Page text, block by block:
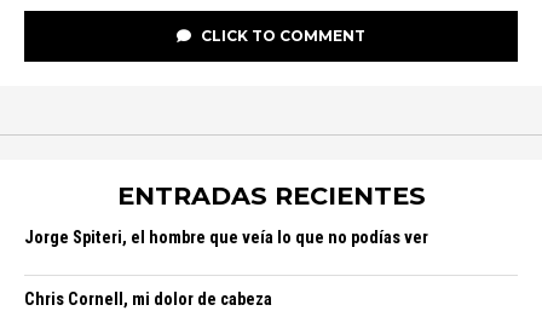
CLICK TO COMMENT
ENTRADAS RECIENTES
Jorge Spiteri, el hombre que veía lo que no podías ver
Chris Cornell, mi dolor de cabeza